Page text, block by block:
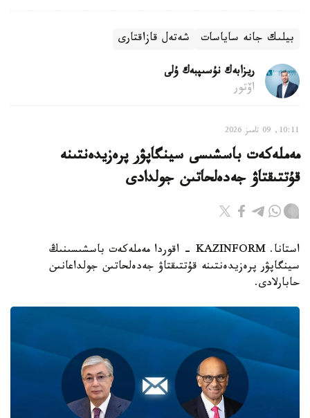
بيلىك جانە ساياسات شەتەل قازاقتارى
ريزابەك نۇسىپبەك ۇلى
اۆتور
10:11, 09 تامىز 2026
مەملەكەت باسشىسى سينگاپۋر پرەزيدەنتىنە
قۇتتىقتاۋ جەدەلحاتىن جولدادى
استانا. KAZINFORM - اقوردا مەملەكەت باسشىسىنىڭ
سينگاپۋر پرەزيدەنتىنە قۇتتىقتاۋ جەدەلحاتىن جولداعانىن
حابارلادى.